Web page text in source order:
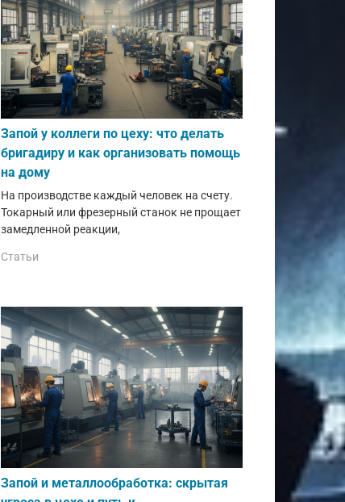
Запой у коллеги по цеху: что делать
бригадиру и как организовать помощь
на дому
На производстве каждый человек на счету.
Токарный или фрезерный станок не прощает
замедленной реакции,
Статьи
Запой и металлообработка: скрытая